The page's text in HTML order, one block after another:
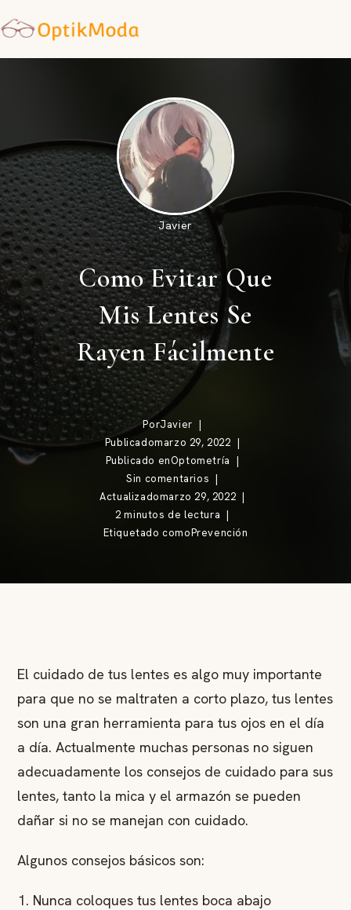
al
Javier
Como Evitar Que
Mis Lentes Se
Rayen Fácilmente
PorJavier
Publicadomarzo 29, 2022
Publicado enOptometría
Sin comentarios
Actualizadomarzo 29, 2022
2 minutos de lectura
Etiquetado comoPrevención
El cuidado de tus lentes es algo muy importante
para que no se maltraten a corto plazo, tus lentes
son una gran herramienta para tus ojos en el día
a día. Actualmente muchas personas no siguen
adecuadamente los consejos de cuidado para sus
lentes, tanto la mica y el armazón se pueden
dañar si no se manejan con cuidado.
Algunos consejos básicos son:
Nunca coloques tus lentes boca abajo